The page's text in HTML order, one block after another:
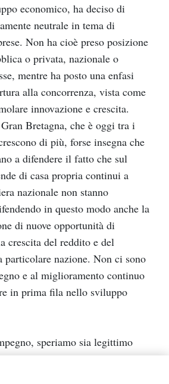
economico, ha deciso di
neutrale in tema di
Non ha cioè preso posizione
o privata, nazionale o
mentre ha posto una enfasi
alla concorrenza, vista come
innovazione e crescita.
Bretagna, che è oggi tra i
di più, forse insegna che
a difendere il fatto che sul
di casa propria continui a
nazionale non stanno
in questo modo anche la
di nuove opportunità di
crescita del reddito e del
particolare nazione. Non ci sono
e al miglioramento continuo
in prima fila nello sviluppo
speriamo sia legittimo
intende esercitare il suo nel
se sappiamo che una parte